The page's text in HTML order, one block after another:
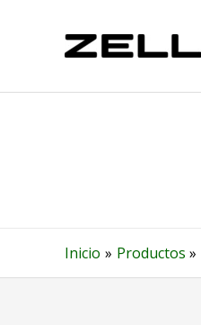
contenido
Inicio Productos